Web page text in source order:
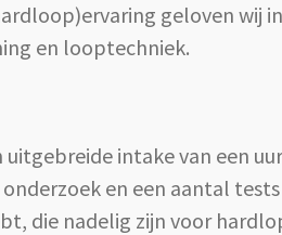
geloven wij
en looptechniek.
uitgebreide intake van een
en een aantal
die nadelig zijn voor